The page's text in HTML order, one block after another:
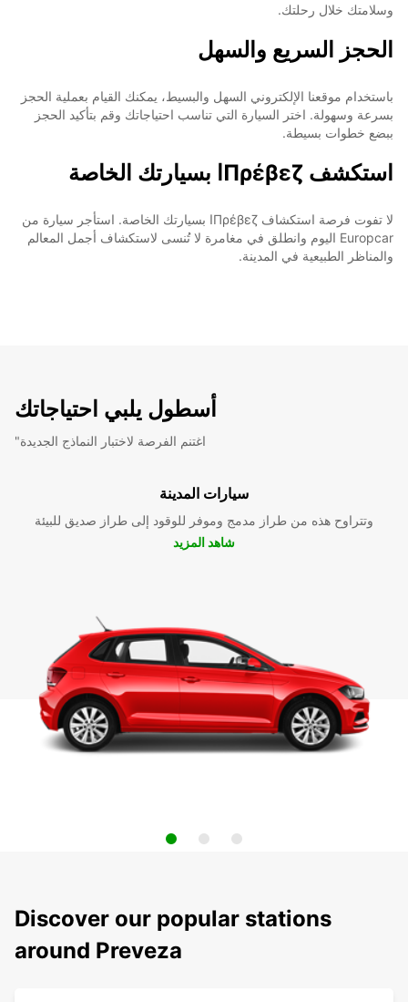
وسلامتك خلال رحلتك.
الحجز السريع والسهل
باستخدام موقعنا الإلكتروني السهل والبسيط، يمكنك القيام بعملية الحجز
بسرعة وسهولة. اختر السيارة التي تناسب احتياجاتك وقم بتأكيد الحجز
ببضع خطوات بسيطة.
استكشف Πρέβεζا بسيارتك الخاصة
لا تفوت فرصة استكشاف Πρέβεζا بسيارتك الخاصة. استأجر سيارة من
Europcar اليوم وانطلق في مغامرة لا تُنسى لاستكشاف أجمل المعالم
والمناظر الطبيعية في المدينة.
أسطول يلبي احتياجاتك
"اغتنم الفرصة لاختبار النماذج الجديدة
سيارات المدينة
وتتراوح هذه من طراز مدمج وموفر للوقود إلى طراز صديق للبيئة
شاهد المزيد
Discover our popular stations
around Preveza